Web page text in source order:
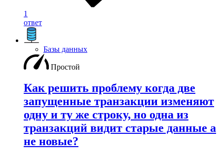
1
ответ
Базы данных
Простой
Как решить проблему когда две
запущенные транзакции изменяют
одну и ту же строку, но одна из
транзакций видит старые данные а
не новые?